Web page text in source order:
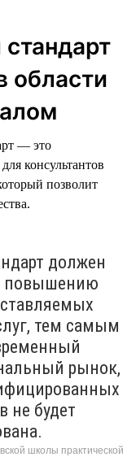
области
— это
консультантов
позволит
должен
повышению
тем самым
рынок,
не будет
школы практической